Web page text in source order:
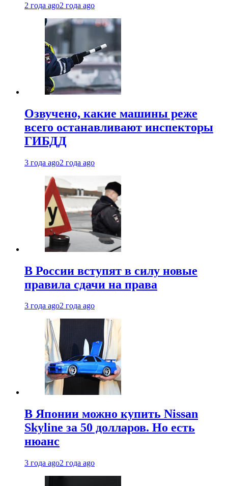
2 года ago2 года ago
Озвучено, какие машины реже
всего останавливают инспекторы
ГИБДД
3 года ago2 года ago
В России вступят в силу новые
правила сдачи на права
3 года ago2 года ago
В Японии можно купить Nissan
Skyline за 50 долларов. Но есть
нюанс
3 года ago2 года ago